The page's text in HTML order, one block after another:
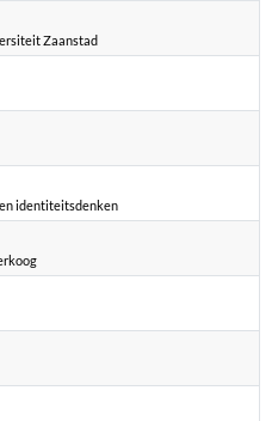
Zaanstad
identiteitsdenken